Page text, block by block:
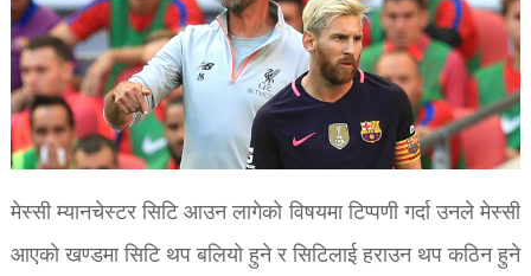
मेस्सी म्यानचेस्टर सिटि आउन लागेको विषयमा टिप्पणी गर्दा उनले मेस्सी
आएको खण्डमा सिटि थप बलियो हुने र सिटिलाई हराउन थप कठिन हुने